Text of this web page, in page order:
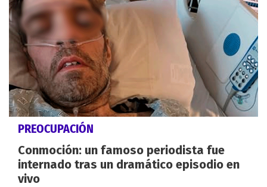
PREOCUPACIÓN
Conmoción: un famoso periodista fue
internado tras un dramático episodio en
vivo